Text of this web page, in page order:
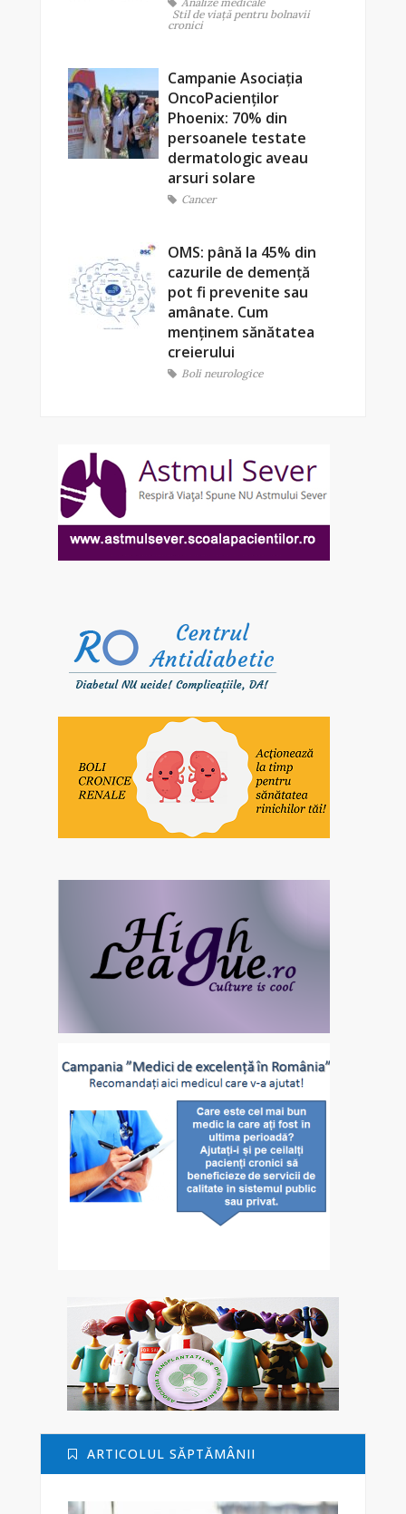
Stil de viaţă pentru bolnavii
cronici
Campanie Asociația
OncoPacienților
Phoenix: 70% din
persoanele testate
dermatologic aveau
arsuri solare
Cancer
OMS: până la 45% din
cazurile de demență
pot fi prevenite sau
amânate. Cum
menținem sănătatea
creierului
Boli neurologice
ARTICOLUL SĂPTĂMÂNII